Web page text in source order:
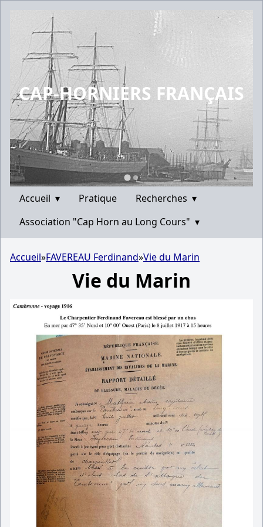
CAP-HORNIERS FRANÇAIS
Accueil ▾ Pratique Recherches ▾
Association "Cap Horn au Long Cours" ▾
Accueil»FAVEREAU Ferdinand»Vie du Marin
Vie du Marin